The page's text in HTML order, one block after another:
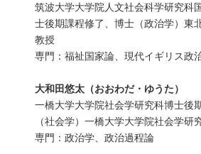
筑波大学大学院人文社会科学研究科
士後期課程修了、博士（政治学）東
教授
専門：福祉国家論、現代イギリス政
大和田悠太（おおわだ・ゆうた）
一橋大学大学院社会学研究科博士後
（社会学）一橋大学大学院社会学研
専門：政治学、政治過程論